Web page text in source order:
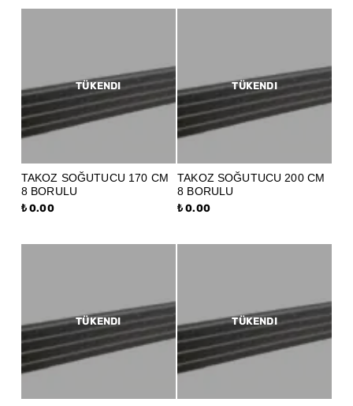
TÜKENDI
TAKOZ SOĞUTUCU 170 CM
8 BORULU
₺ 0.00
TÜKENDI
TAKOZ SOĞUTUCU 200 CM
8 BORULU
₺ 0.00
TÜKENDI TÜKENDI